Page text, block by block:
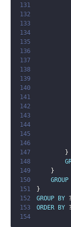
131
132
133
134
135
136
137
138
139
140
141
142
143
144
145
146
147
}
148
149
}
150
GROUP
151
}
152
GROUP BY
153
ORDER BY
154